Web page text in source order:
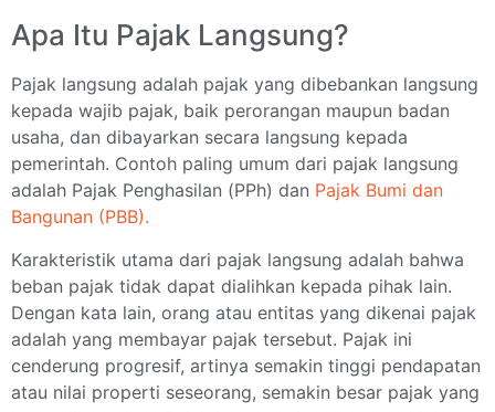
Apa Itu Pajak Langsung?
Pajak langsung adalah pajak yang dibebankan langsung
kepada wajib pajak, baik perorangan maupun badan
usaha, dan dibayarkan secara langsung kepada
pemerintah. Contoh paling umum dari pajak langsung
adalah Pajak Penghasilan (PPh) dan Pajak Bumi dan
Bangunan (PBB).
Karakteristik utama dari pajak langsung adalah bahwa
beban pajak tidak dapat dialihkan kepada pihak lain.
Dengan kata lain, orang atau entitas yang dikenai pajak
adalah yang membayar pajak tersebut. Pajak ini
cenderung progresif, artinya semakin tinggi pendapatan
atau nilai properti seseorang, semakin besar pajak yang